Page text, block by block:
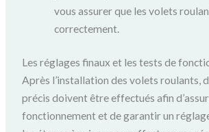
vous assurer que les volets
correctement.
Les réglages finaux et les tests de
Après l’installation des volets roulants,
précis doivent être effectués afin
fonctionnement et de garantir un